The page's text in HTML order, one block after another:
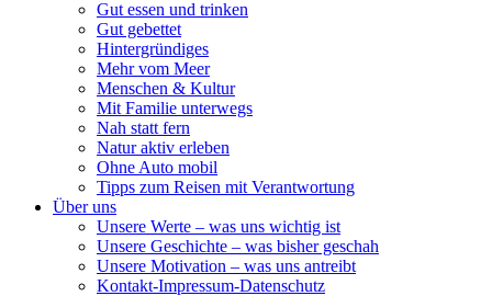
Gut essen und trinken
Gut gebettet
Hintergründiges
Mehr vom Meer
Menschen & Kultur
Mit Familie unterwegs
Nah statt fern
Natur aktiv erleben
Ohne Auto mobil
Tipps zum Reisen mit Verantwortung
Über uns
Unsere Werte – was uns wichtig ist
Unsere Geschichte – was bisher geschah
Unsere Motivation – was uns antreibt
Kontakt-Impressum-Datenschutz